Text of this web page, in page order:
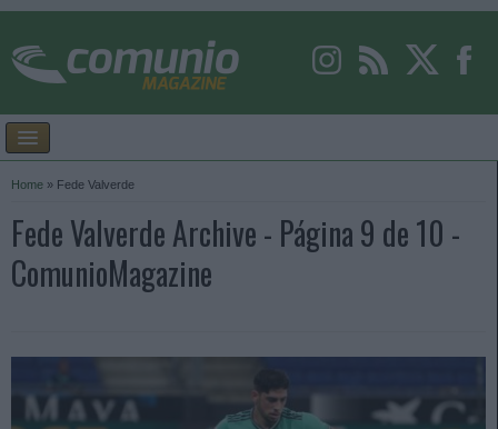
Home » Fede Valverde
Fede Valverde Archive - Página 9 de 10 -
ComunioMagazine